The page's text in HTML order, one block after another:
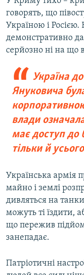
говорять, що
Україною і
демонстративно
серйозно ні на що
Україна
Януковича
влади
має доступ до
тільки й усього
Українська армія
майно і землі
дивляться на
можуть ті їздити,
що пережив
занепадає.
Патріотичні